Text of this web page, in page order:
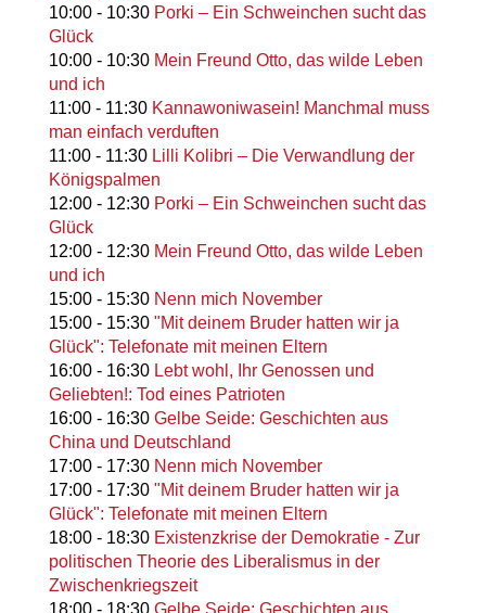
10:00- 10:30 Porki – Ein Schweinchen sucht das
Glück
10:00- 10:30 Mein Freund Otto, das wilde Leben
und ich
11:00- 11:30 Kannawoniwasein! Manchmal muss
man einfach verduften
11:00- 11:30 Lilli Kolibri – Die Verwandlung der
Königspalmen
12:00- 12:30 Porki – Ein Schweinchen sucht das
Glück
12:00- 12:30 Mein Freund Otto, das wilde Leben
und ich
15:00- 15:30 Nenn mich November
15:00- 15:30 "Mit deinem Bruder hatten wir ja
Glück": Telefonate mit meinen Eltern
16:00- 16:30 Lebt wohl, Ihr Genossen und
Geliebten!: Tod eines Patrioten
16:00- 16:30 Gelbe Seide: Geschichten aus
China und Deutschland
17:00- 17:30 Nenn mich November
17:00- 17:30 "Mit deinem Bruder hatten wir ja
Glück": Telefonate mit meinen Eltern
18:00- 18:30 Existenzkrise der Demokratie - Zur
politischen Theorie des Liberalismus in der
Zwischenkriegszeit